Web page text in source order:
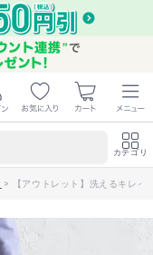
カテゴリ
> 【アウトレット】洗えるキレ